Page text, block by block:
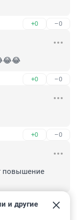
+0 –0
+0 –0
+0 –0
повышение
–0
и другие